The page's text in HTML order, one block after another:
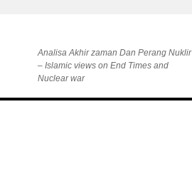
Analisa Akhir zaman Dan Perang Nuklir
– Islamic views on End Times and
Nuclear war